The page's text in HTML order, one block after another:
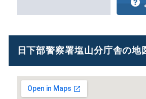
日下部警察署塩山分庁舎の地